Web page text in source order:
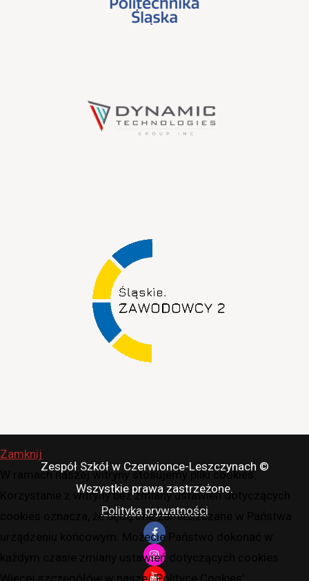
Zespół Szkół w Czerwionce-Leszczynach ©
Wszystkie prawa zastrzeżone.
Polityka prywatności
Zamknij
W ramach naszej witryny stosujemy pliki cookies.
Korzystanie z witryny bez zmiany ustawień dotyczących
cookies oznacza, że będą one zamieszczane w Państwa
urządzeniu końcowym. Możecie Państwo dokonać w
każdym czasie zmiany ustawień dotyczących cookies.
Więcej szczegółów w naszej 'Polityce Cookies'.